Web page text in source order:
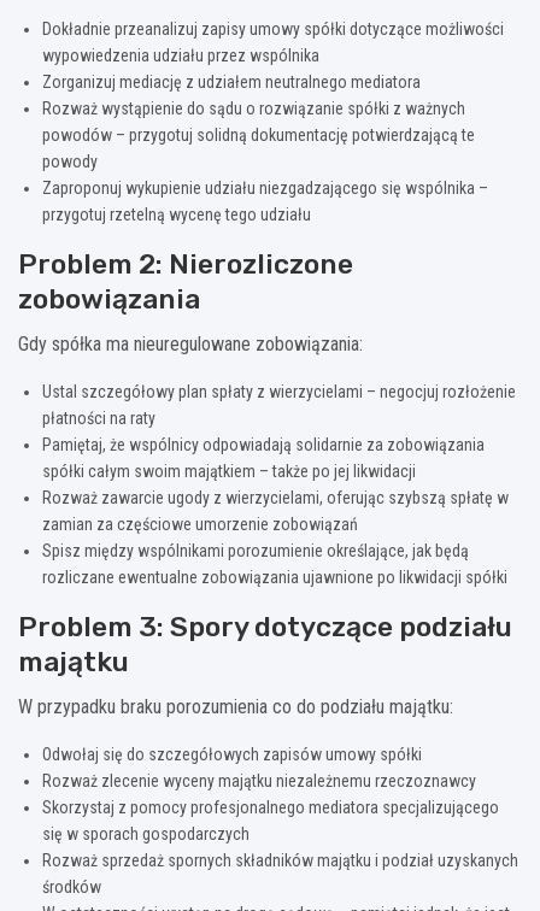
Dokładnie przeanalizuj zapisy umowy spółki dotyczące możliwości
wypowiedzenia udziału przez wspólnika
Zorganizuj mediację z udziałem neutralnego mediatora
Rozważ wystąpienie do sądu o rozwiązanie spółki z ważnych
powodów – przygotuj solidną dokumentację potwierdzającą te
powody
Zaproponuj wykupienie udziału niezgadzającego się wspólnika –
przygotuj rzetelną wycenę tego udziału
Problem 2: Nierozliczone
zobowiązania
Gdy spółka ma nieuregulowane zobowiązania:
Ustal szczegółowy plan spłaty z wierzycielami – negocjuj rozłożenie
płatności na raty
Pamiętaj, że wspólnicy odpowiadają solidarnie za zobowiązania
spółki całym swoim majątkiem – także po jej likwidacji
Rozważ zawarcie ugody z wierzycielami, oferując szybszą spłatę w
zamian za częściowe umorzenie zobowiązań
Spisz między wspólnikami porozumienie określające, jak będą
rozliczane ewentualne zobowiązania ujawnione po likwidacji spółki
Problem 3: Spory dotyczące podziału
majątku
W przypadku braku porozumienia co do podziału majątku:
Odwołaj się do szczegółowych zapisów umowy spółki
Rozważ zlecenie wyceny majątku niezależnemu rzeczoznawcy
Skorzystaj z pomocy profesjonalnego mediatora specjalizującego
się w sporach gospodarczych
Rozważ sprzedaż spornych składników majątku i podział uzyskanych
środków